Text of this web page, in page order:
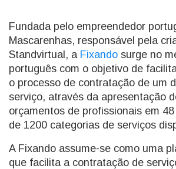
Fundada pelo empreendedor
Mascarenhas, responsável pela
Standvirtual, a Fixando surge no
português com o objetivo de
o processo de contratação de um
serviço, através da apresentação
orçamentos de profissionais em
de 1200 categorias de serviços
A Fixando assume-se como uma
que facilita a contratação de